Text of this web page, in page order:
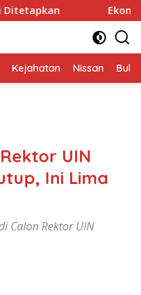
Ekonomi NTB
Kejahatan Nissan
UIN
Ini Lima
Calon Rektor UIN